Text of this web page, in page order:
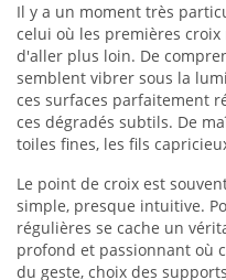
Il y a un moment très
celui où les premières
d'aller plus loin. De
semblent vibrer sous la
ces surfaces parfaitement
ces dégradés subtils. De
toiles fines, les fils
Le point de croix est
simple, presque intuitive.
régulières se cache un
profond et passionnant où
du geste, choix des